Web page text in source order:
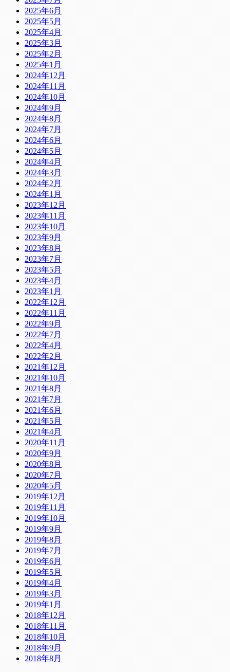
2025年6月
2025年5月
2025年4月
2025年3月
2025年2月
2025年1月
2024年12月
2024年11月
2024年10月
2024年9月
2024年8月
2024年7月
2024年6月
2024年5月
2024年4月
2024年3月
2024年2月
2024年1月
2023年12月
2023年11月
2023年10月
2023年9月
2023年8月
2023年7月
2023年5月
2023年4月
2023年1月
2022年12月
2022年11月
2022年9月
2022年7月
2022年4月
2022年2月
2021年12月
2021年10月
2021年8月
2021年7月
2021年6月
2021年5月
2021年4月
2020年11月
2020年9月
2020年8月
2020年7月
2020年5月
2019年12月
2019年11月
2019年10月
2019年9月
2019年8月
2019年7月
2019年6月
2019年5月
2019年4月
2019年3月
2019年1月
2018年12月
2018年11月
2018年10月
2018年9月
2018年8月